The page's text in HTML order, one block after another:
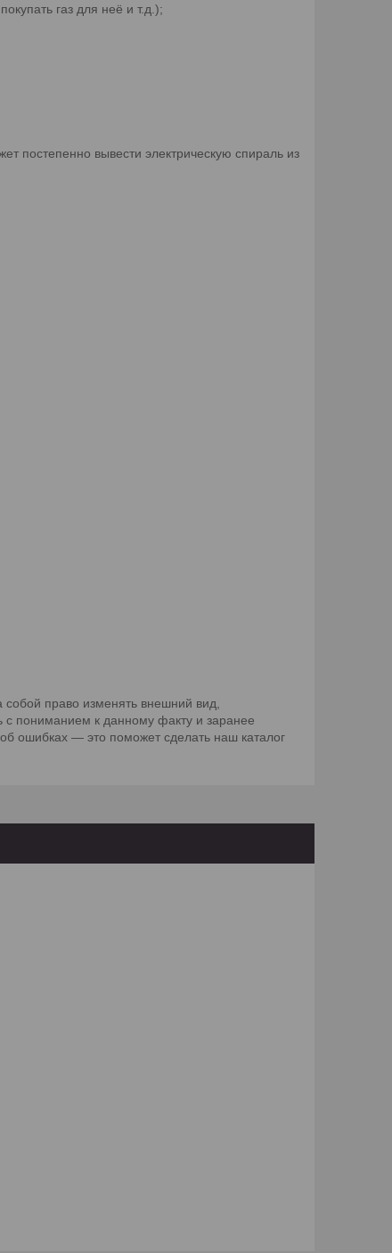
газ для неё и т.д.);
постепенно вывести электрическую спираль из
право изменять внешний вид,
с пониманием к данному факту и заранее
ошибках — это поможет сделать наш каталог